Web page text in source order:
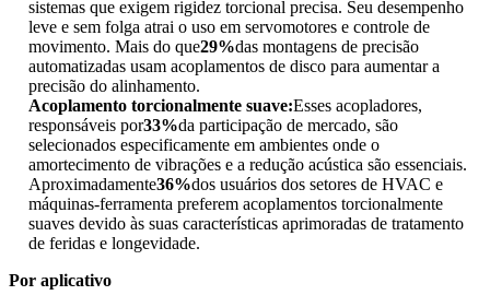
sistemas que exigem rigidez torcional precisa. Seu desempenho
leve e sem folga atrai o uso em servomotores e controle de
movimento. Mais do que29%das montagens de precisão
automatizadas usam acoplamentos de disco para aumentar a
precisão do alinhamento.
Acoplamento torcionalmente suave:Esses acopladores,
responsáveis ​​por33%da participação de mercado, são
selecionados especificamente em ambientes onde o
amortecimento de vibrações e a redução acústica são essenciais.
Aproximadamente36%dos usuários dos setores de HVAC e
máquinas-ferramenta preferem acoplamentos torcionalmente
suaves devido às suas características aprimoradas de tratamento
de feridas e longevidade.
Por aplicativo